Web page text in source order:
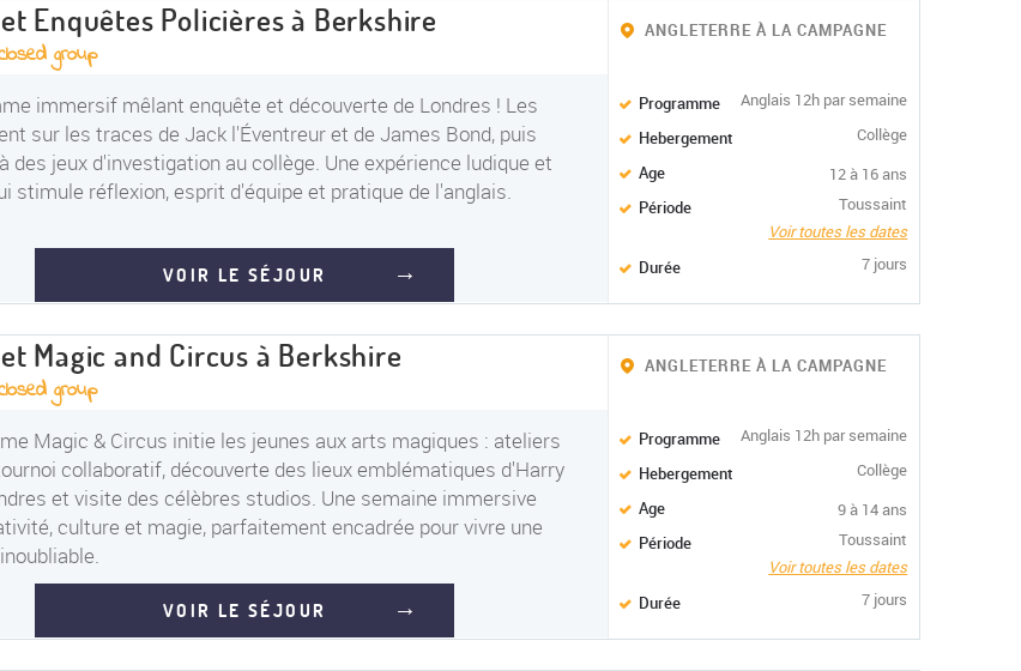
Enquêtes Policières à Berkshire
group
immersif mêlant enquête et découverte de Londres ! Les
sur les traces de Jack l'Éventreur et de James Bond, puis
des jeux d'investigation au collège. Une expérience ludique et
stimule réflexion, esprit d'équipe et pratique de l'anglais.
VOIR LE SÉJOUR
ANGLETERRE À LA CAMPAGNE
Programme
Anglais 12h par semaine
Hebergement
Collège
Age
12 à 16 ans
Période
Toussaint
Voir toutes les dates
Durée
7 jours
Magic and Circus à Berkshire
group
Magic & Circus initie les jeunes aux arts magiques : ateliers
collaboratif, découverte des lieux emblématiques d'Harry
et visite des célèbres studios. Une semaine immersive
culture et magie, parfaitement encadrée pour vivre une
VOIR LE SÉJOUR
ANGLETERRE À LA CAMPAGNE
Programme
Anglais 12h par semaine
Hebergement
Collège
Age
9 à 14 ans
Période
Toussaint
Voir toutes les dates
Durée
7 jours